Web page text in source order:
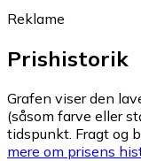
Reklame
Prishistorik
Grafen viser den
(såsom farve eller
tidspunkt. Fragt og
mere om prisens